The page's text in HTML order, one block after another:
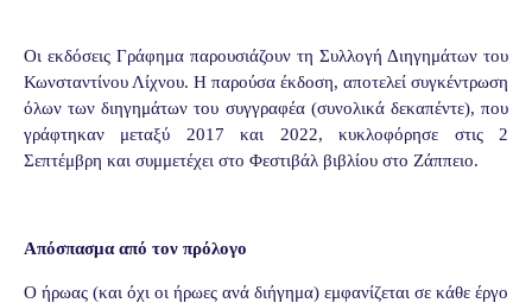
Οι εκδόσεις Γράφημα παρουσιάζουν τη Συλλογή Διηγημάτων του
Κωνσταντίνου Λίχνου. Η παρούσα έκδοση, αποτελεί συγκέντρωση
όλων των διηγημάτων του συγγραφέα (συνολικά δεκαπέντε), που
γράφτηκαν μεταξύ 2017 και 2022, κυκλοφόρησε στις 2
Σεπτέμβρη και συμμετέχει στο Φεστιβάλ βιβλίου στο Ζάππειο.
Απόσπασμα από τον πρόλογο
Ο ήρωας (και όχι οι ήρωες ανά διήγημα) εμφανίζεται σε κάθε έργο